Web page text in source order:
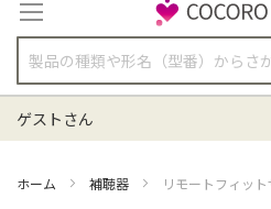
テ
ン
ツ
に
ス
キ
ッ
ゲストさん
ホーム 補聴器 リモートフィッ